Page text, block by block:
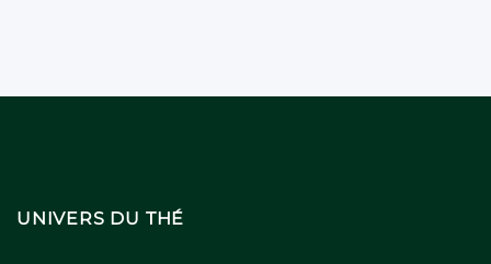
UNIVERS DU THÉ